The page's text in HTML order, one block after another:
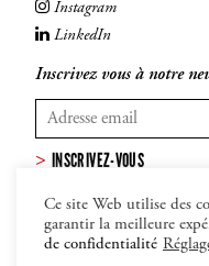
Instagram
LinkedIn
Inscrivez vous à notre
INSCRIVEZ-VOUS
MENTIONS LÉGALES
CONFIDENTIALITÉ ET
Ce site Web utilise des
garantir la meilleure
de confidentialité